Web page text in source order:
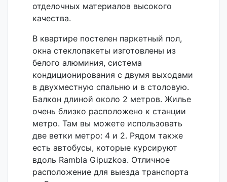
качества.
окна стеклопакеты изготовлены из
белого алюминия, система
кондиционирования с двумя выходами
в двухместную спальню и в столовую.
Балкон длиной около 2 метров. Жилье
очень близко расположено к станции
метро. Там вы можете использовать
две ветки метро: 4 и 2. Рядом также
есть автобусы, которые курсируют
вдоль Rambla Gipuzkoa. Отличное
расположение для выезда транспорта
наРондас.